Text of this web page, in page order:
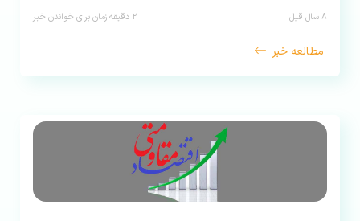
۸ سال قبل ۲ دقیقه زمان برای خواندن خبر
مطالعه خبر